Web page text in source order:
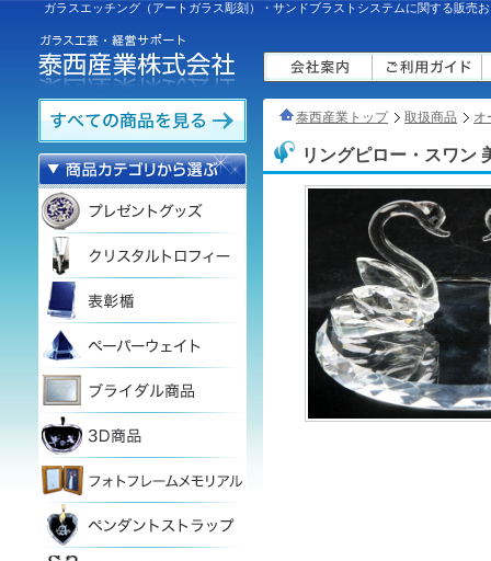
ガラスエッチング（アートガラス彫刻）・サンドブラストシステムに関する販売
泰西産業トップ 取扱商品 オ
リングピロー・スワン